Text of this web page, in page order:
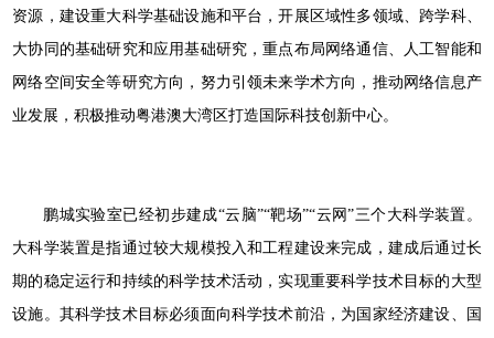
资源，建设重大科学基础设施和平台，开展区域性多领域、跨学科、
大协同的基础研究和应用基础研究，重点布局网络通信、人工智能和
网络空间安全等研究方向，努力引领未来学术方向，推动网络信息产
业发展，积极推动粤港澳大湾区打造国际科技创新中心。
鹏城实验室已经初步建成“云脑”“靶场”“云网”三个大科学装置。
大科学装置是指通过较大规模投入和工程建设来完成，建成后通过长
期的稳定运行和持续的科学技术活动，实现重要科学技术目标的大型
设施。其科学技术目标必须面向科学技术前沿，为国家经济建设、国